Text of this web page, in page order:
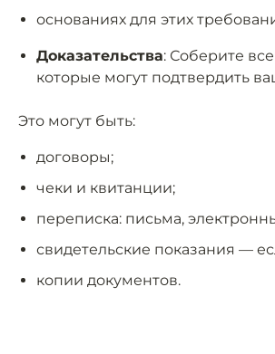
основаниях для этих
Доказательства: Соберите
которые могут подтвердить
Это могут быть:
договоры;
чеки и квитанции;
переписка: письма,
свидетельские показания —
копии документов.